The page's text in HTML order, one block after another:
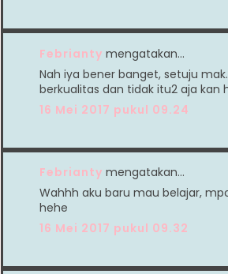
Febrianty mengatakan…
Nah iya bener banget, setuju
berkualitas dan tidak itu2 aja kan
16 Mei 2017 pukul 09.24
Febrianty mengatakan…
Wahhh aku baru mau belajar,
hehe
16 Mei 2017 pukul 09.32